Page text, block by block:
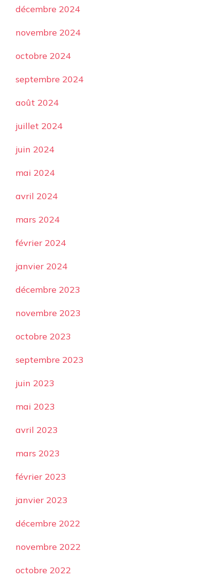
décembre 2024
novembre 2024
octobre 2024
septembre 2024
août 2024
juillet 2024
juin 2024
mai 2024
avril 2024
mars 2024
février 2024
janvier 2024
décembre 2023
novembre 2023
octobre 2023
septembre 2023
juin 2023
mai 2023
avril 2023
mars 2023
février 2023
janvier 2023
décembre 2022
novembre 2022
octobre 2022